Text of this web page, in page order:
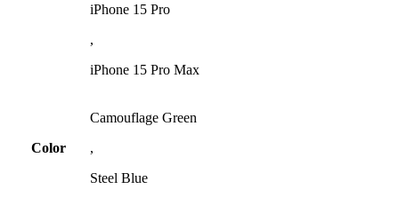
iPhone 15 Pro
,
iPhone 15 Pro Max
Color
Camouflage Green
,
Steel Blue